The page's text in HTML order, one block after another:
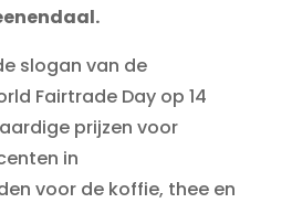
slogan van de
Fairtrade Day op 14
prijzen voor
in
voor de koffie, thee en